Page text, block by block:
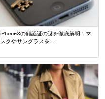
iPhoneXの顔認証の謎を徹底解明！マ
スクやサングラスを…